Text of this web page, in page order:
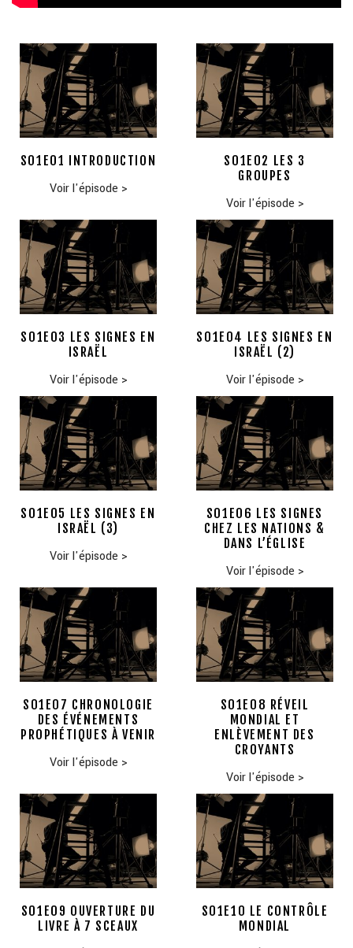
S01E01 INTRODUCTION
Voir l'épisode >
S01E02 LES 3
GROUPES
Voir l'épisode >
S01E03 LES SIGNES EN
ISRAËL
Voir l'épisode >
S01E04 LES SIGNES EN
ISRAËL (2)
Voir l'épisode >
S01E05 LES SIGNES EN
ISRAËL (3)
Voir l'épisode >
S01E06 LES SIGNES
CHEZ LES NATIONS &
DANS L’ÉGLISE
Voir l'épisode >
S01E07 CHRONOLOGIE
DES ÉVÉNEMENTS
PROPHÉTIQUES À VENIR
Voir l'épisode >
S01E08 RÉVEIL
MONDIAL ET
ENLÈVEMENT DES
CROYANTS
Voir l'épisode >
S01E09 OUVERTURE DU
LIVRE À 7 SCEAUX
S01E10 LE CONTRÔLE
MONDIAL